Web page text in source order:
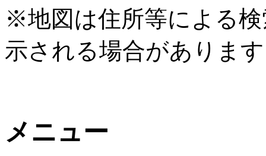
※地図は住所等による
示される場合がありま
メニュー